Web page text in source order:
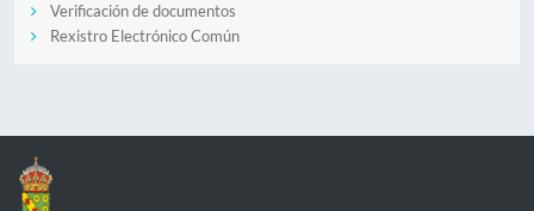
Verificación de documentos
Rexistro Electrónico Común